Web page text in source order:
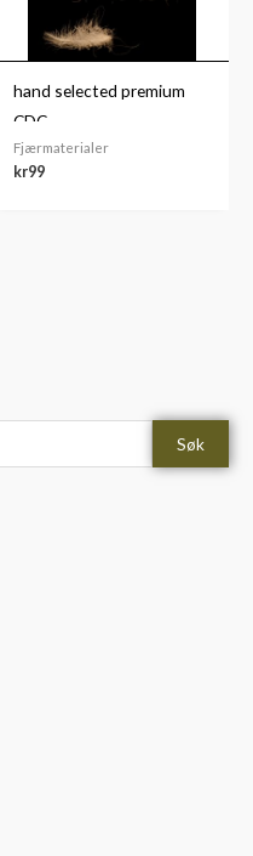
Søk
ia
hand selected premium
CDC
Fjærmaterialer
kr99